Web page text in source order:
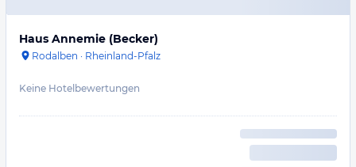
Haus Annemie (Becker)
Rodalben · Rheinland-Pfalz
Keine Hotelbewertungen